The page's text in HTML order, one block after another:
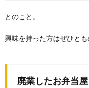
とのこと。
興味を持った方はぜひとも
廃業したお弁当